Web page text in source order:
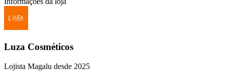
Luza Cosméticos
Lojista Magalu desde 2025